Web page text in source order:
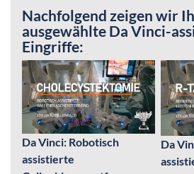
Nachfolgend zeigen wir
ausgewählte Da Vinci-
Eingriffe:
Da Vinci: Robotisch
assistierte
Da